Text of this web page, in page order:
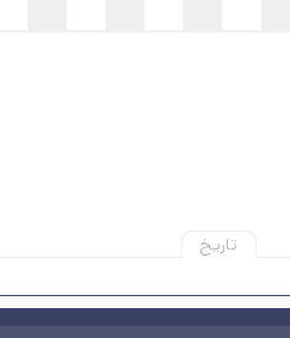
تاریخ